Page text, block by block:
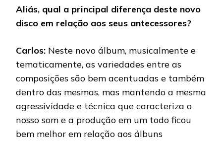
Aliás, qual a principal diferença deste novo
disco em relação aos seus antecessores?
Carlos: Neste novo álbum, musicalmente e
tematicamente, as variedades entre as
composições são bem acentuadas e também
dentro das mesmas, mas mantendo a mesma
agressividade e técnica que caracteriza o
nosso som e a produção em um todo ficou
bem melhor em relação aos álbuns